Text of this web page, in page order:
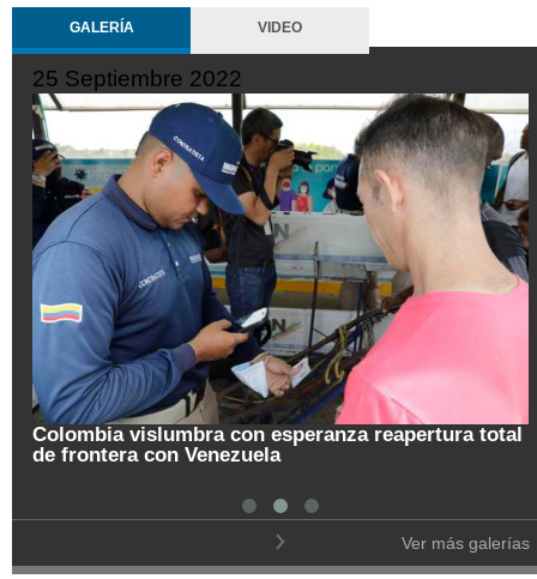
GALERÍA VIDEO
total
19 Septiembre 2022
Pregón de la Noche del Fuego en Salamina
Ver más galerías